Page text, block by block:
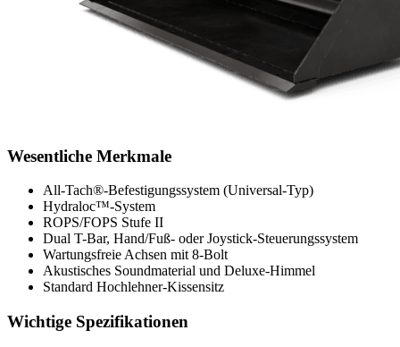
Wesentliche Merkmale
All-Tach®-Befestigungssystem (Universal-Typ)
Hydraloc™-System
ROPS/FOPS Stufe II
Dual T-Bar, Hand/Fuß- oder Joystick-Steuerungssystem
Wartungsfreie Achsen mit 8-Bolt
Akustisches Soundmaterial und Deluxe-Himmel
Standard Hochlehner-Kissensitz
Wichtige Spezifikationen